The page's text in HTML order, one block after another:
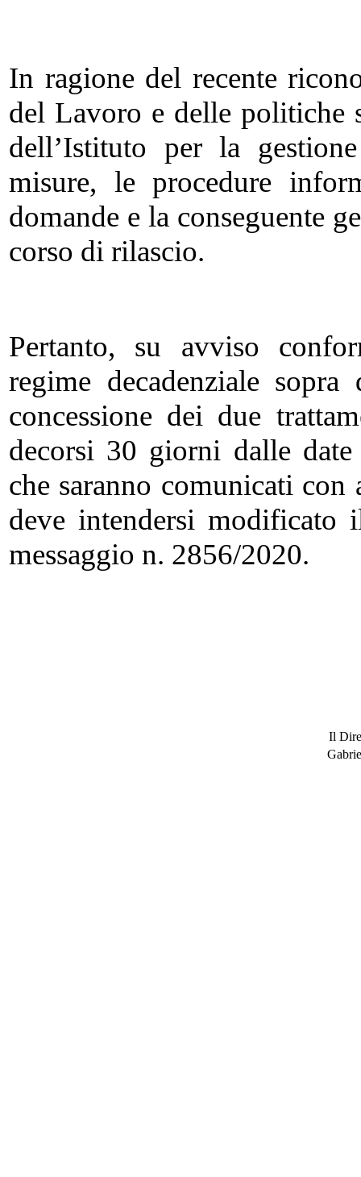
In ragione del recente
del Lavoro e delle politiche
dell’Istituto per la
misure, le procedure
domande e la conseguente
corso di rilascio.
Pertanto, su avviso
regime decadenziale
concessione dei due
decorsi 30 giorni dalle
che saranno comunicati con
deve intendersi
messaggio n. 2856/2020.
Il